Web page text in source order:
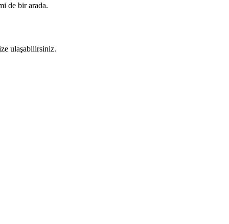
de bir arada.
ulaşabilirsiniz.